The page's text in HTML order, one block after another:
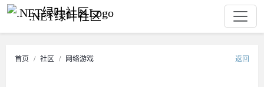
.NET绿叶社区
首页 社区 网络游戏 返回